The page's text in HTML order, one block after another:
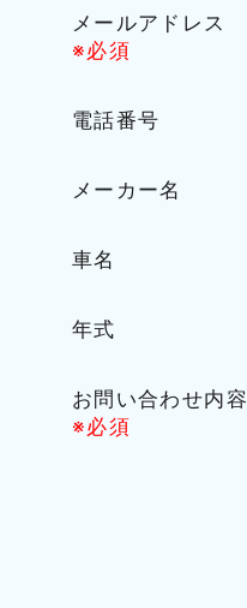
メールアドレス
※必須
電話番号
メーカー名
車名
年式
お問い合わせ内容
※必須